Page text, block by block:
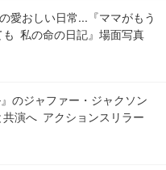
愛おしい日常...『ママがもう
も 私の命の日記』場面写真
のジャファー・ジャクソン
演へ アクションスリラー